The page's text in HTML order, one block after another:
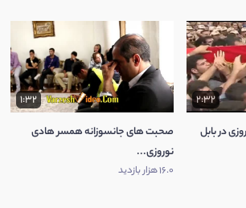
2:32
در بابل
1:32
صحبت های جانسوزانه همسر هادی
نوروزی...
16.0 هزار بازدید